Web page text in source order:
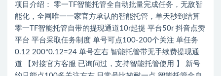
项目介绍： 零一TF智能托管全自动批量完成任务，无敌智
能化，全网唯一一家官方承认的智能托管，单天秒到结算
零一TF智能托管自带的提现通道10r起提 平台50r 抖音点赞
平台 平台采取任务制度 单号可点100-200个关注 单任务
0.12 200*0.12=24 单号左右 智能托管带无手续费提现通
道 【对接官方客服 已询问过，支持智能托管使用 】 新号